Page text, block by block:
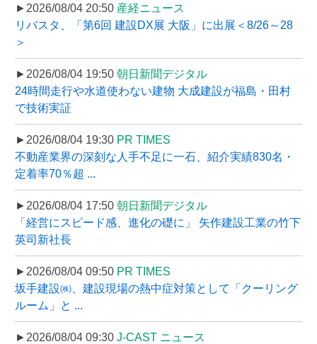
►2026/08/04 20:50 産経ニュース
リバスタ、「第6回 建設DX展 大阪」に出展＜8/26～28
＞
►2026/08/04 19:50 朝日新聞デジタル
24時間走行や水道使わない建物 大成建設が福島・田村
で技術実証
►2026/08/04 19:30 PR TIMES
不動産業界の深刻な人手不足に一石、紹介実績830名・
定着率70％超 ...
►2026/08/04 17:50 朝日新聞デジタル
「経営にスピード感、進化の礎に」 矢作建設工業の竹下
英司新社長
►2026/08/04 09:50 PR TIMES
坂手建設㈱、建設現場の熱中症対策として「クーリング
ルーム」と ...
►2026/08/04 09:30 J-CAST ニュース